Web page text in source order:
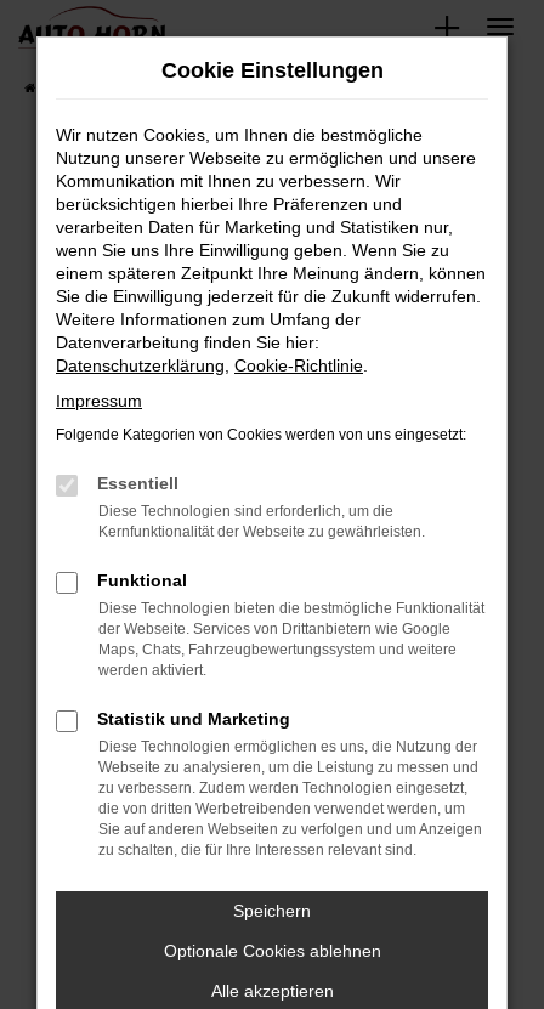
Zum
springen
Fahrzeugbestand
Fehler: Network Error
Beim Laden ist ein Fehler aufgetreten.
Hier sind ein paar Tipps, die dir helfen können:
Überprüfe deine Firewall und deine
Internetverbindung.
Laden andere Webseiten, zum Beispiel deine
Suchmaschine?
Prüfe deine Browsererweiterungen.
können das Laden bestimmter Seiten
verhindern. Funktioniert die Seite in einem
anderen Browser oder in einem privaten
Starte dein Gerät neu.
Das kann manchmal helfen, vorübergehende
Probleme zu beheben.
Betriebssystem auf dem neuesten Stand
sind.
Veraltete Software birgt nicht nur ein
Sicherheitsrisiko, sondern kann auch dazu
führen, dass bestimmte Funktionen nicht mehr
unterstützt werden.
Wende dich an den Webseitenbetreiber.
Wenn du alle oben genannten Schritte versucht
hast, kontaktiere uns bitte. Wir werden
versuchen, das Problem zu beheben. Du kannst
uns diesen Text schicken, um uns bei der
Cookie Einstellungen
Wir nutzen Cookies, um Ihnen die bestmögliche
Nutzung unserer Webseite zu ermöglichen und unsere
Kommunikation mit Ihnen zu verbessern. Wir
berücksichtigen hierbei Ihre Präferenzen und
verarbeiten Daten für Marketing und Statistiken nur,
wenn Sie uns Ihre Einwilligung geben. Wenn Sie zu
einem späteren Zeitpunkt Ihre Meinung ändern, können
Sie die Einwilligung jederzeit für die Zukunft widerrufen.
Weitere Informationen zum Umfang der
Datenverarbeitung finden Sie hier:
Datenschutzerklärung Cookie-Richtlinie
Impressum
Folgende Kategorien von Cookies werden von uns eingesetzt:
Essentiell
Diese Technologien sind erforderlich, um die
Kernfunktionalität der Webseite zu gewährleisten.
Funktional
Diese Technologien bieten die bestmögliche Funktionalität
der Webseite. Services von Drittanbietern wie Google
Maps, Chats, Fahrzeugbewertungssystem und weitere
werden aktiviert.
Statistik und Marketing
Diese Technologien ermöglichen es uns, die Nutzung der
Webseite zu analysieren, um die Leistung zu messen und
zu verbessern. Zudem werden Technologien eingesetzt,
die von dritten Werbetreibenden verwendet werden, um
Sie auf anderen Webseiten zu verfolgen und um Anzeigen
zu schalten, die für Ihre Interessen relevant sind.
Speichern
Optionale Cookies ablehnen
Alle akzeptieren